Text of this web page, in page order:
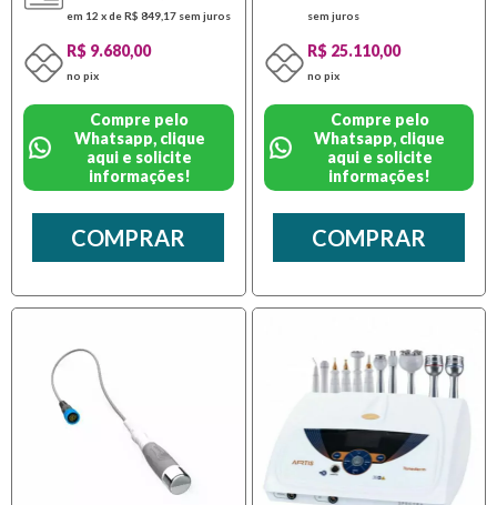
em 12 x de R$ 849,17 sem juros
R$ 9.680,00
no pix
Compre pelo
Whatsapp, clique
aqui e solicite
informações!
COMPRAR
sem juros
R$ 25.110,00
no pix
Compre pelo
Whatsapp, clique
aqui e solicite
informações!
COMPRAR